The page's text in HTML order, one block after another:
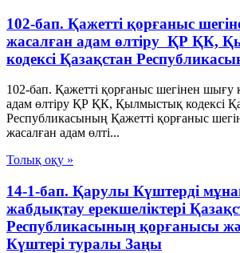
102-бап. Қажеттi қорғаныс
жасалған адам өлтіру ҚР ҚК,
кодексi Қазақстан
102-бап. Қажеттi қорғаныс шегiнен шығу
адам өлтіру ҚР ҚК, Қылмыстық кодексi
Республикасының Қажеттi қорғаныс
жасалған адам өлтi...
Толық оқу »
14-1-бап. Қарулы Күштерді
жабдықтау ерекшеліктері
Республикасының қорғанысы
Күштері туралы Заңы